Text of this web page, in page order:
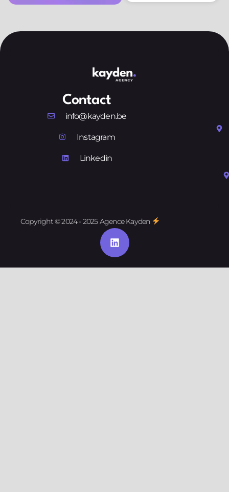
Contact
info@kayden.be
Instagram
Linkedin
Copyright © 2024 - 2025 Agence Kayden